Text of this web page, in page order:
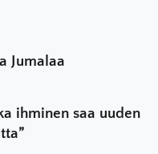
Jumalaa
ihminen saa uuden